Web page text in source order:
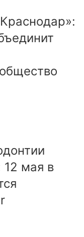
12 мая в